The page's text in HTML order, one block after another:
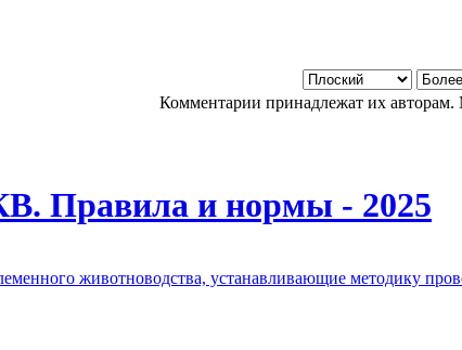
Комментарии принадлежат их авторам.
Правила и нормы - 2025
животноводства, устанавливающие методику